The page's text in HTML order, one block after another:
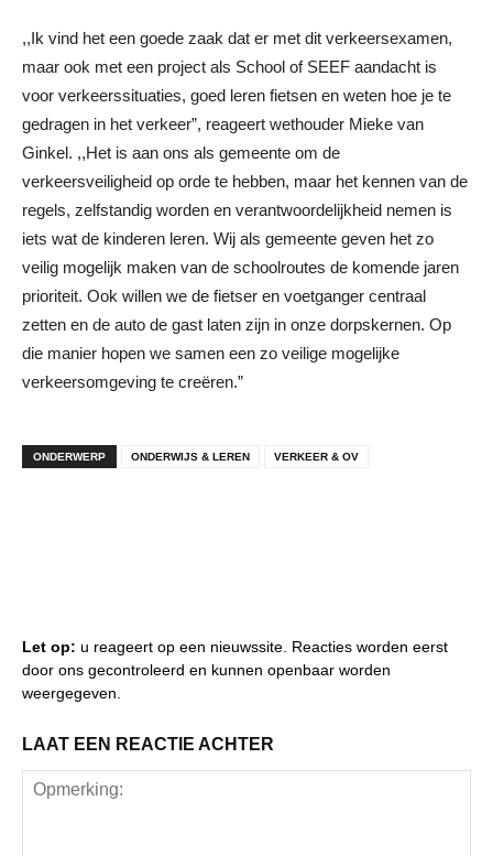
,,Ik vind het een goede zaak dat er met dit verkeersexamen,
maar ook met een project als School of SEEF aandacht is
voor verkeerssituaties, goed leren fietsen en weten hoe je te
gedragen in het verkeer”, reageert wethouder Mieke van
Ginkel. ,,Het is aan ons als gemeente om de
verkeersveiligheid op orde te hebben, maar het kennen van de
regels, zelfstandig worden en verantwoordelijkheid nemen is
iets wat de kinderen leren. Wij als gemeente geven het zo
veilig mogelijk maken van de schoolroutes de komende jaren
prioriteit. Ook willen we de fietser en voetganger centraal
zetten en de auto de gast laten zijn in onze dorpskernen. Op
die manier hopen we samen een zo veilige mogelijke
verkeersomgeving te creëren.”
ONDERWERP ONDERWIJS & LEREN VERKEER & OV
Let op: u reageert op een nieuwssite. Reacties worden eerst
door ons gecontroleerd en kunnen openbaar worden
weergegeven.
LAAT EEN REACTIE ACHTER